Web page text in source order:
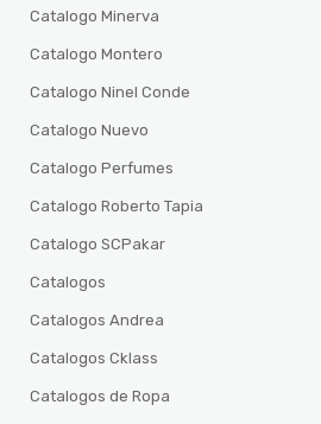
Catalogo Minerva
Catalogo Montero
Catalogo Ninel Conde
Catalogo Nuevo
Catalogo Perfumes
Catalogo Roberto Tapia
Catalogo SCPakar
Catalogos
Catalogos Andrea
Catalogos Cklass
Catalogos de Ropa